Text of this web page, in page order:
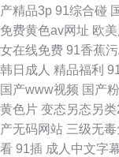
产精品3p 91综合碰
免费黄色av网址 欧
女在线免费 91香蕉
韩日成人 精品福利
国产www视频 国产
黄色片 变态另态另类
产无码网站 三级无
看 91插 成人中文字